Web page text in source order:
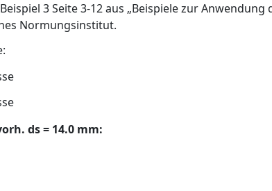
3 Seite 3-12 aus „Beispiele zur Anwendung
Normungsinstitut.
ds = 14.0 mm: